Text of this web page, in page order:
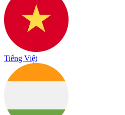
Tiếng Việt